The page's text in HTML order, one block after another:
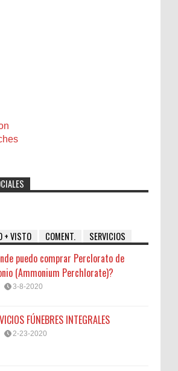
+ VISTO COMENT. SERVICIOS
puedo comprar Perclorato de
(Ammonium Perchlorate)?
3-8-2020
FÚNEBRES INTEGRALES
2-23-2020